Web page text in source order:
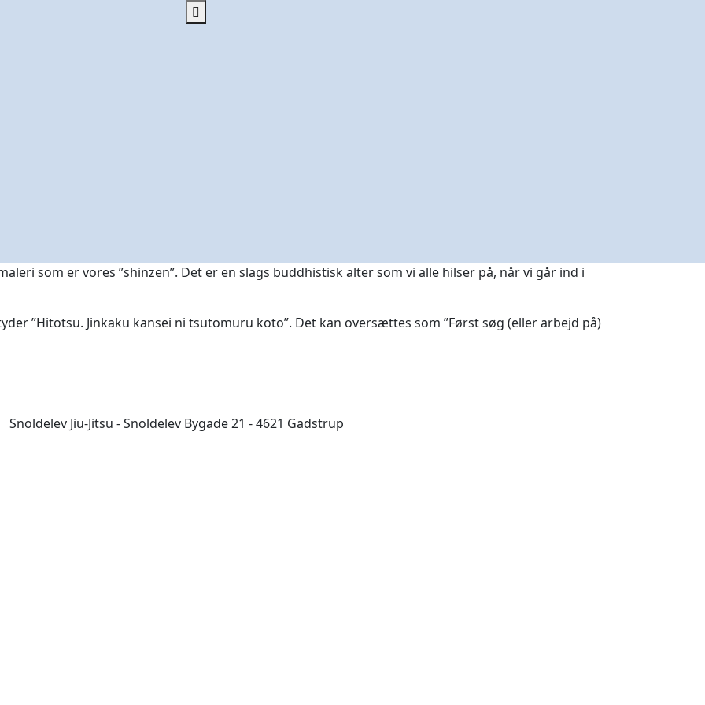
som er vores ”shinzen”. Det er en slags buddhistisk alter som vi alle hilser på, når vi går ind i
”Hitotsu. Jinkaku kansei ni tsutomuru koto”. Det kan oversættes som ”Først søg (eller arbejd på)
Snoldelev Jiu-Jitsu - Snoldelev Bygade 21 - 4621 Gadstrup